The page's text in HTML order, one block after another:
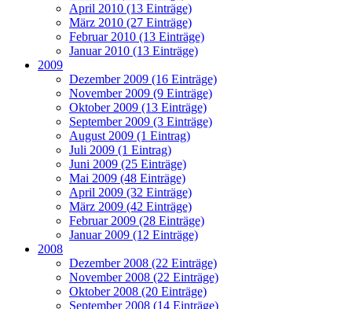
April 2010 (13 Einträge)
März 2010 (27 Einträge)
Februar 2010 (13 Einträge)
Januar 2010 (13 Einträge)
2009
Dezember 2009 (16 Einträge)
November 2009 (9 Einträge)
Oktober 2009 (13 Einträge)
September 2009 (3 Einträge)
August 2009 (1 Eintrag)
Juli 2009 (1 Eintrag)
Juni 2009 (25 Einträge)
Mai 2009 (48 Einträge)
April 2009 (32 Einträge)
März 2009 (42 Einträge)
Februar 2009 (28 Einträge)
Januar 2009 (12 Einträge)
2008
Dezember 2008 (22 Einträge)
November 2008 (22 Einträge)
Oktober 2008 (20 Einträge)
September 2008 (14 Einträge)